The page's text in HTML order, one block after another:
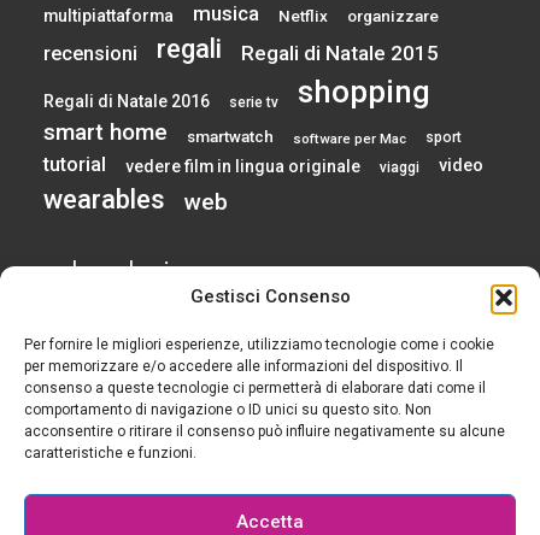
Gestisci Consenso
Per fornire le migliori esperienze, utilizziamo tecnologie come i cookie
per memorizzare e/o accedere alle informazioni del dispositivo. Il
consenso a queste tecnologie ci permetterà di elaborare dati come il
comportamento di navigazione o ID unici su questo sito. Non
acconsentire o ritirare il consenso può influire negativamente su alcune
caratteristiche e funzioni.
Accetta
multipiattaforma musica Netflix organizzare
recensioni regali Regali di Natale 2015
Regali di Natale 2016 serie tv shopping
smart home smartwatch software per Mac sport
tutorial vedere film in lingua originale viaggi video
wearables web
calendario
AGOSTO 2026
L M M G V S
1
2
10
11 12 13 14 15
16
20